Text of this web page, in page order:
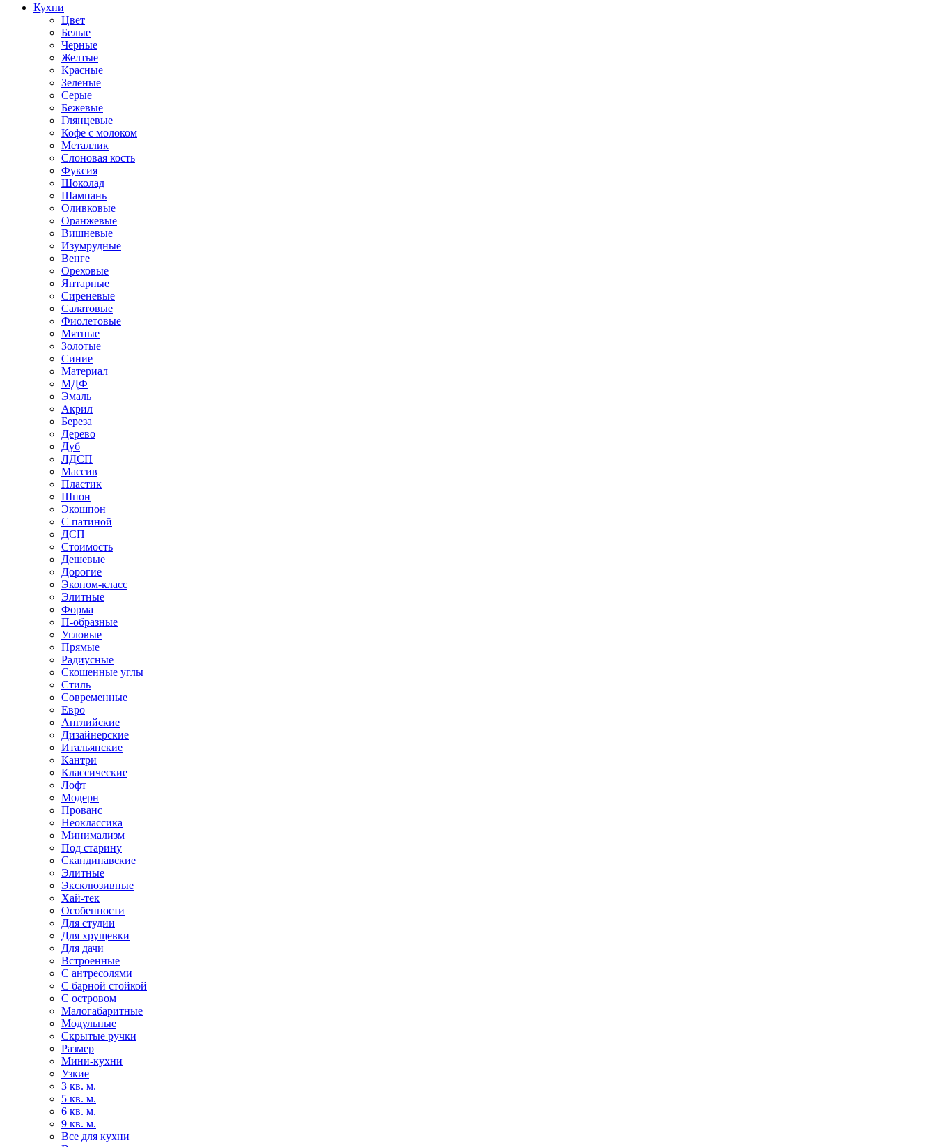
Кухни
Цвет
Белые
Черные
Желтые
Красные
Зеленые
Серые
Бежевые
Глянцевые
Кофе с молоком
Металлик
Слоновая кость
Фуксия
Шоколад
Шампань
Оливковые
Оранжевые
Вишневые
Изумрудные
Венге
Ореховые
Янтарные
Сиреневые
Салатовые
Фиолетовые
Мятные
Золотые
Синие
Материал
МДФ
Эмаль
Акрил
Береза
Дерево
Дуб
ЛДСП
Массив
Пластик
Шпон
Экошпон
С патиной
ДСП
Стоимость
Дешевые
Дорогие
Эконом-класс
Элитные
Форма
П-образные
Угловые
Прямые
Радиусные
Скошенные углы
Стиль
Современные
Евро
Английские
Дизайнерские
Итальянские
Кантри
Классические
Лофт
Модерн
Прованс
Неоклассика
Минимализм
Под старину
Скандинавские
Элитные
Эксклюзивные
Хай-тек
Особенности
Для студии
Для хрущевки
Для дачи
Встроенные
С антресолями
С барной стойкой
С островом
Малогабаритные
Модульные
Скрытые ручки
Размер
Мини-кухни
Узкие
3 кв. м.
5 кв. м.
6 кв. м.
9 кв. м.
Все для кухни